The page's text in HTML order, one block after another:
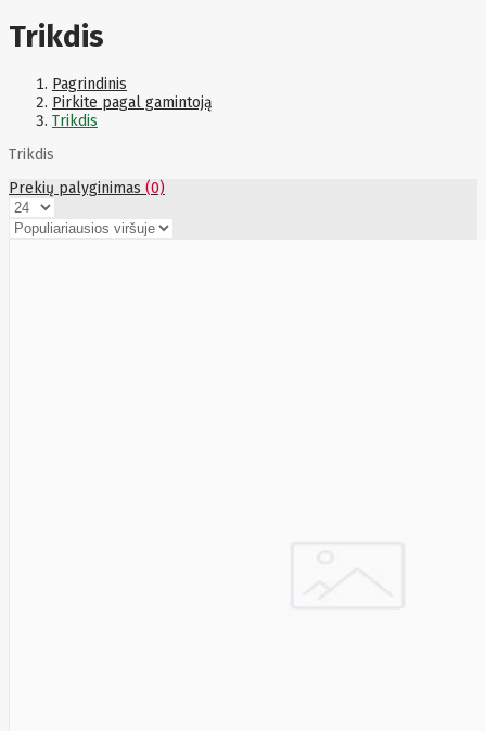
Apc
Apollo
Aqara
Arctic
Armac
ASM
Asrock
Assmann
ASSMANN
Astroenergy
Trikdis
Pagrindinis
Pirkite pagal gamintoją
Trikdis
Trikdis
Prekių palyginimas (0)